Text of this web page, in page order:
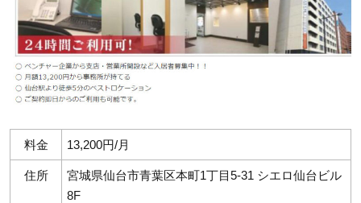
料金 13,200円/月
住所
宮城県仙台市青葉区本町1丁目5-31 シエロ仙台ビル
8F